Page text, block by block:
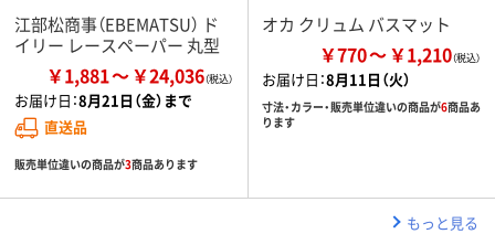
江部松商事（EBEMATSU） ド
イリー レースペーパー 丸型
￥1,881 ￥24,036
お届け日：8月21日（金）まで
直送品
販売単位違いの商品が3商品あります
オカ クリュム バスマット
￥770 ￥1,210
お届け日：8月11日（火）
寸法・カラー・販売単位違いの商品が6商品あ
ります
もっと見る